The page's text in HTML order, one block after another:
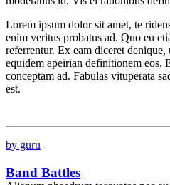
Lorem ipsum dolor sit amet, te
enim veritus probatus ad. Quo eu
referrentur. Ex eam diceret
equidem apeirian definitionem eos.
conceptam ad. Fabulas vituperata
est.
by guru
Band Battles